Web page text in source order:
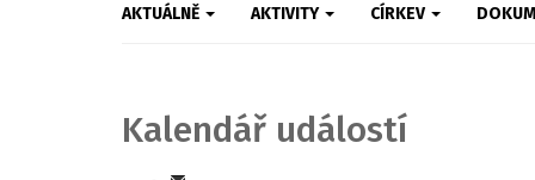
AKTUÁLNĚ AKTIVITY CÍRKEV
Kalendář událostí